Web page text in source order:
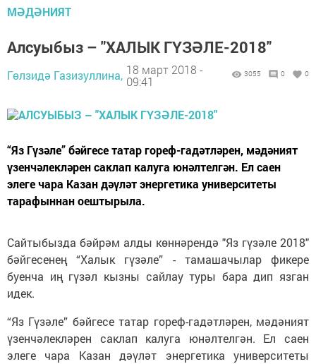
МӘДӘНИЯТ
Алсуыбыз – "ХАЛЫК ГҮЗӘЛЕ-2018"
Гөлзидә Газизуллина, 18 март 2018 -
09:41
3055 0 0
“Яз Гүзәле” бәйгесе татар гореф-гадәтләрен, мәдәният
үзенчәлекләрен саклап калуга юнәлтелгән. Ел саен
элеге чара Казан дәүләт энергетика университеты
тарафыннан оештырыла.
Сайтыбызда бәйрәм алды көннәрендә "Яз гүзәле 2018"
бәйгесенең “Халык гүзәле” - тамашачылар фикере
буенча иң гүзәл кызны сайлау туры бара дип язган
идек.
“Яз Гүзәле” бәйгесе татар гореф-гадәтләрен, мәдәният
үзенчәлекләрен саклап калуга юнәлтелгән. Ел саен
элеге чара Казан дәүләт энергетика университеты